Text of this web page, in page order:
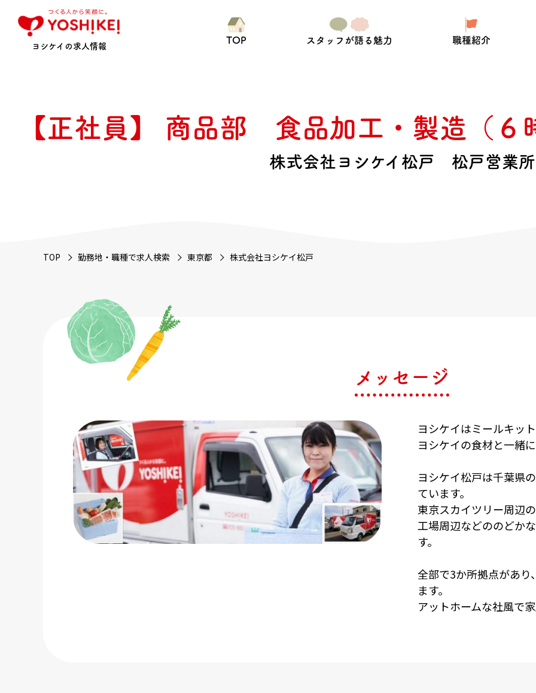
ヨシケイの求人情報
TOP スタッフが語る魅力 職種紹介
【正社員】 商品部 食品加工・製造（６
株式会社ヨシケイ松戸 松戸営業所
TOP 勤務地・職種で求人検索 東京都 株式会社ヨシケイ松戸
メッセージ
ヨシケイはミールキッ
ヨシケイの食材と一緒
ヨシケイ松戸は千葉県
ています。
東京スカイツリー周辺
工場周辺などののどか
す。
全部で3か所拠点があり
ます。
アットホームな社風で